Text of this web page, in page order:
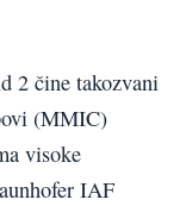
2 čine takozvani
(MMIC)
visoke
IAF